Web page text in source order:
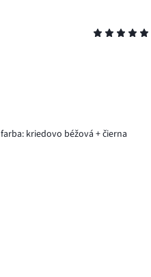
farba: kriedovo béžová + čierna